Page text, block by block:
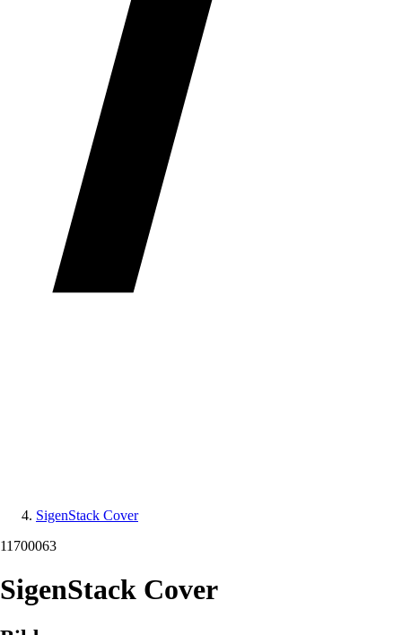
SigenStack Cover
11700063
SigenStack Cover